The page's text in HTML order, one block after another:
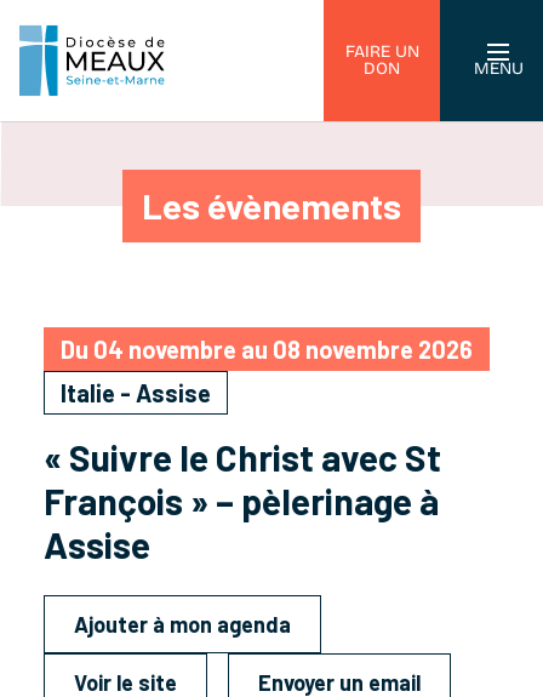
FAIRE UN
DON
MENU
Les évènements
Du 04 novembre au 08 novembre 2026
Italie - Assise
« Suivre le Christ avec St
François » – pèlerinage à
Assise
Ajouter à mon agenda
Voir le site Envoyer un email